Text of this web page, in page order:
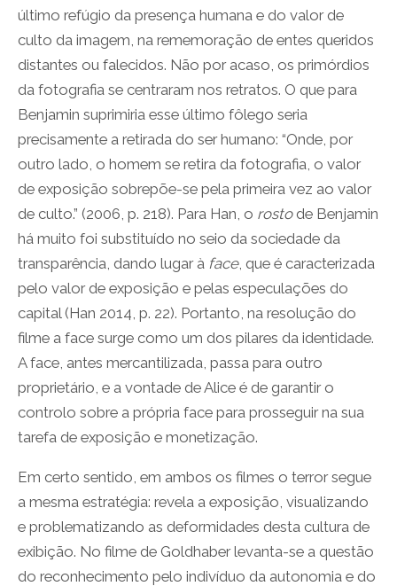
último refúgio da presença humana e do valor de
culto da imagem, na rememoração de entes queridos
distantes ou falecidos. Não por acaso, os primórdios
da fotografia se centraram nos retratos. O que para
Benjamin suprimiria esse último fôlego seria
precisamente a retirada do ser humano: “Onde, por
outro lado, o homem se retira da fotografia, o valor
de exposição sobrepõe-se pela primeira vez ao valor
de culto.” (2006, p. 218). Para Han, o rostode Benjamin
há muito foi substituído no seio da sociedade da
transparência, dando lugar à face, que é caracterizada
pelo valor de exposição e pelas especulações do
capital (Han 2014, p. 22). Portanto, na resolução do
filme a face surge como um dos pilares da identidade.
A face, antes mercantilizada, passa para outro
proprietário, e a vontade de Alice é de garantir o
controlo sobre a própria face para prosseguir na sua
tarefa de exposição e monetização.
Em certo sentido, em ambos os filmes o terror segue
a mesma estratégia: revela a exposição, visualizando
e problematizando as deformidades desta cultura de
exibição. No filme de Goldhaber levanta-se a questão
do reconhecimento pelo indivíduo da autonomia e do